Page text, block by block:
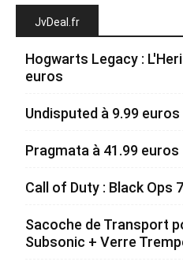
JvDeal.fr
Hogwarts Legacy :
euros
Undisputed à 9.99 euros
Pragmata à 41.99 euros
Call of Duty : Black Ops
Sacoche de Transport
Subsonic + Verre